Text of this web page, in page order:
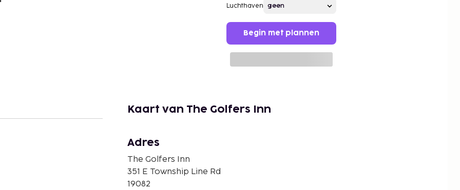
Luchthaven
Begin met plannen
Kaart van The Golfers Inn
Adres
The Golfers Inn
351 E Township Line Rd
19082